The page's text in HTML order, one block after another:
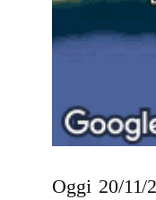
Oggi 20/11/